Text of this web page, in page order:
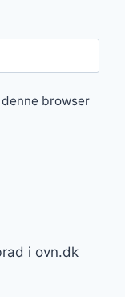
browser
i ovn.dk